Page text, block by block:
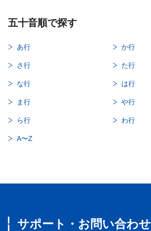
五十音順で探す
あ行 か行
さ行 た行
な行 は行
ま行 や行
ら行 わ行
A〜Z
サポート・お問い合わせ